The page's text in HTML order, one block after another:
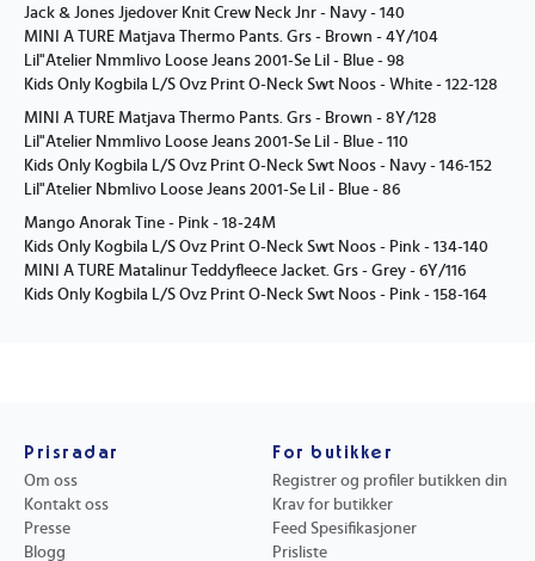
Jack & Jones Jjedover Knit Crew Neck Jnr - Navy - 140
MINI A TURE Matjava Thermo Pants. Grs - Brown - 4Y/104
Lil"Atelier Nmmlivo Loose Jeans 2001-Se Lil - Blue - 98
Kids Only Kogbila L/S Ovz Print O-Neck Swt Noos - White - 122-128
MINI A TURE Matjava Thermo Pants. Grs - Brown - 8Y/128
Lil"Atelier Nmmlivo Loose Jeans 2001-Se Lil - Blue - 110
Kids Only Kogbila L/S Ovz Print O-Neck Swt Noos - Navy - 146-152
Lil"Atelier Nbmlivo Loose Jeans 2001-Se Lil - Blue - 86
Mango Anorak Tine - Pink - 18-24M
Kids Only Kogbila L/S Ovz Print O-Neck Swt Noos - Pink - 134-140
MINI A TURE Matalinur Teddyfleece Jacket. Grs - Grey - 6Y/116
Kids Only Kogbila L/S Ovz Print O-Neck Swt Noos - Pink - 158-164
Prisradar
Om oss
Kontakt oss
Presse
Blogg
For butikker
Registrer og profiler butikken din
Krav for butikker
Feed Spesifikasjoner
Prisliste